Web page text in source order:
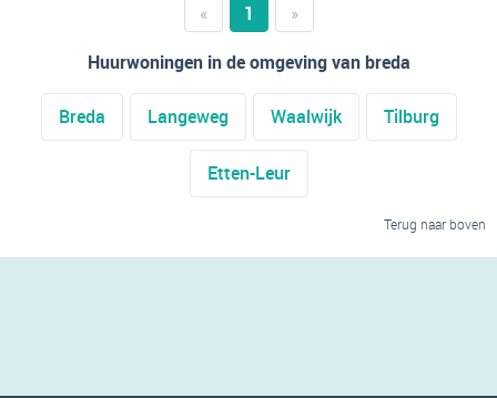
« 1
»
Huurwoningen in de omgeving van breda
Breda Langeweg Waalwijk Tilburg
Etten-Leur
Terug naar boven